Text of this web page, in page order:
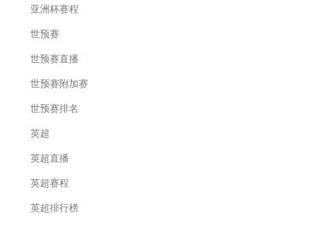
亚洲杯赛程
世预赛
世预赛直播
世预赛附加赛
世预赛排名
英超
英超直播
英超赛程
英超排行榜